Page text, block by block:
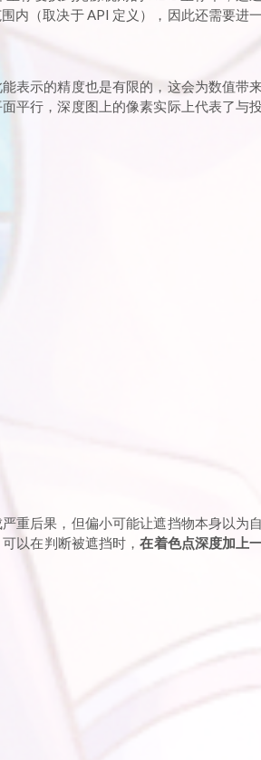
内（取决于 API 定义），因此还需要进
表示的精度也是有限的，这会为数值带
平行，深度图上的像素实际上代表了与
重后果，但偏小可能让遮挡物本身以为
以在判断被遮挡时，在着色点深度加上